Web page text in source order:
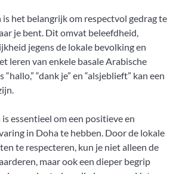
het belangrijk om respectvol gedrag te
je bent. Dit omvat beleefdheid,
jegens de lokale bevolking en
leren van enkele basale Arabische
“dank je” en “alsjeblieft” kan een
essentieel om een positieve en
in Doha te hebben. Door de lokale
te respecteren, kun je niet alleen de
maar ook een dieper begrip